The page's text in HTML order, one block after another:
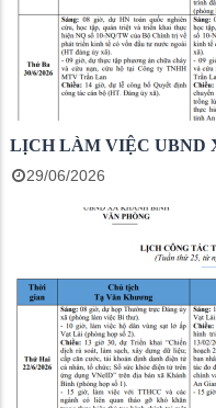
LỊCH LÀM VIỆC UBND
29/06/2026